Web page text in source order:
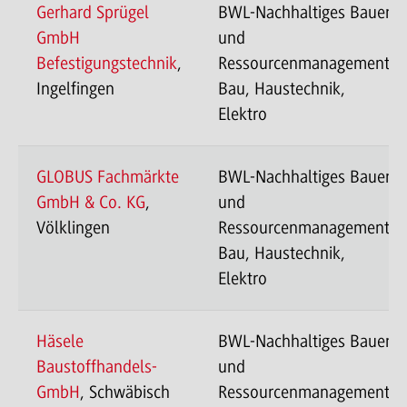
Gerhard Sprügel
GmbH
Befestigungstechnik,
Ingelfingen
BWL-Nachhaltiges Bauen
und
Ressourcenmanagement-
Bau, Haustechnik,
Elektro
GLOBUS Fachmärkte
GmbH & Co. KG,
Völklingen
BWL-Nachhaltiges Bauen
und
Ressourcenmanagement-
Bau, Haustechnik,
Elektro
Häsele
Baustoffhandels-
GmbH, Schwäbisch
BWL-Nachhaltiges Bauen
und
Ressourcenmanagement-